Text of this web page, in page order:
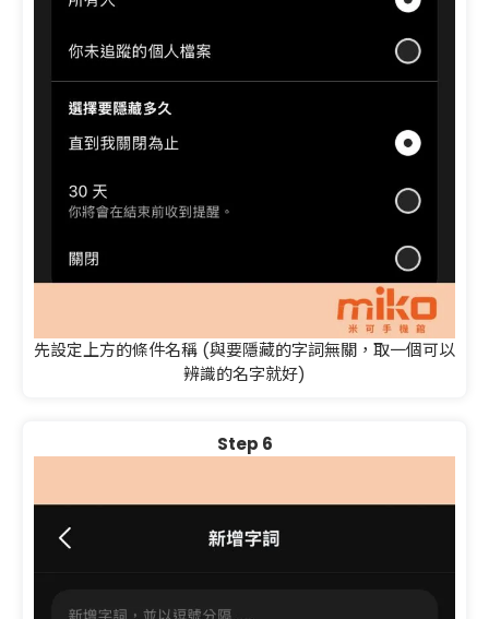
先設定上方的條件名稱 (與要隱藏的字詞無關，取一個可以
辨識的名字就好)
Step 6